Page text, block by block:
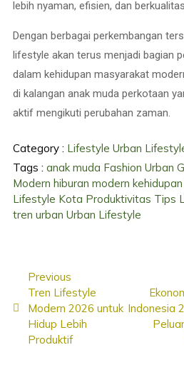
lebih nyaman, efisien, dan berkualitas.
Dengan berbagai perkembangan
lifestyle akan terus menjadi bagian
dalam kehidupan masyarakat
di kalangan anak muda perkotaan
aktif mengikuti perubahan zaman.
Category : Lifestyle Urban
Tags : anak muda Fashion Urban
Modern hiburan modern
Lifestyle Kota Produktivitas Tips
tren urban Urban Lifestyle
Previous
Tren Lifestyle
Modern 2026 untuk
Hidup Lebih
Produktif
Indonesia